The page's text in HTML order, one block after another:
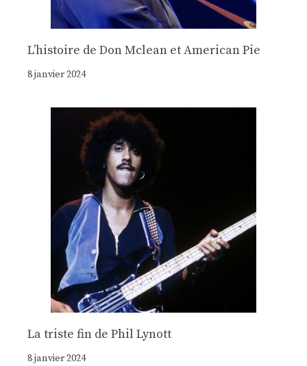
Lʼhistoire de Don Mclean et American Pie
8 janvier 2024
La triste fin de Phil Lynott
8 janvier 2024